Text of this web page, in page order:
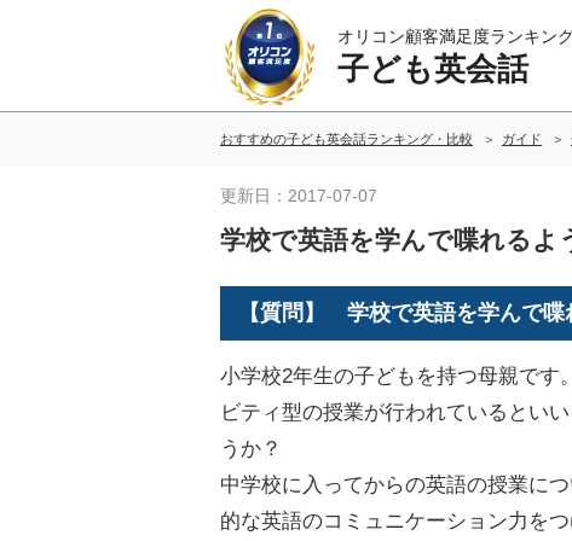
オリコン顧客満足度ランキン
子ども英会話
おすすめの子ども英会話ランキング・比較 ガイド
更新日：2017-07-07
学校で英語を学んで喋れるよ
【質問】 学校で英語を学んで喋
小学校2年生の子どもを持つ母親です
ビティ型の授業が行われているとい
うか？
中学校に入ってからの英語の授業に
的な英語のコミュニケーション力を